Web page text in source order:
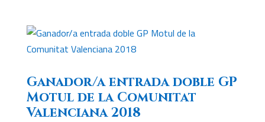
Ganador/a entrada doble GP
Motul de la Comunitat
Valenciana 2018